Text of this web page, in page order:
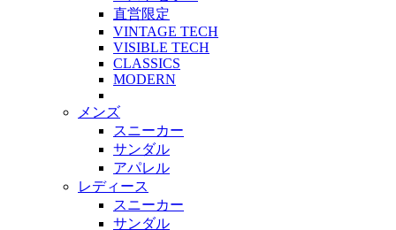
直営限定
VINTAGE TECH
VISIBLE TECH
CLASSICS
MODERN
メンズ
スニーカー
サンダル
アパレル
レディース
スニーカー
サンダル